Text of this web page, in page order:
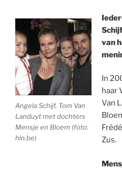
Angela Schijf, Tom Van
Landuyt met dochters
Mensje en Bloem (foto:
hln.be)
van
In
haar
Van
Zus.